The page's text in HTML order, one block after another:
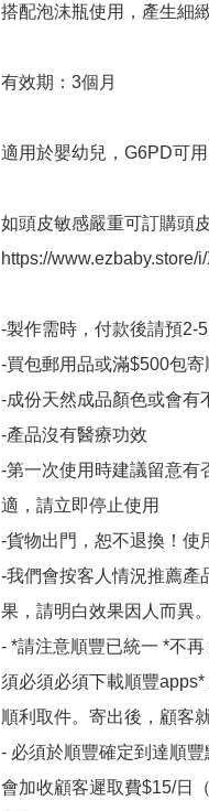
搭配泡沫瓶使用，產生細
有效期：3個月
適用於嬰幼兒，G6PD可用
如頭皮敏感嚴重可訂購頭
https://www.ezbaby.store/
-製作需時，付款後請預2-
-買包郵用品或滿$500包
-成份天然成品顏色或會有
-產品沒有醫療功效
-第一次使用時建議留意有
適，請立即停止使用
-貨物出門，恕不退換！使
-我們會按客人情況推薦產
果，請明白效果因人而異。
- *請注意順豐已統一 *不
須必須必須下載順豐
順利取件。寄出後，顧客
- 必須於順豐確定到達順
會加收顧客遲取費$15/日